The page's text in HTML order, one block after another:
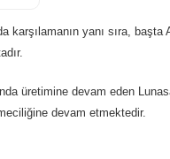
karşılamanın yanı sıra,
üretimine devam eden
devam etmektedir.